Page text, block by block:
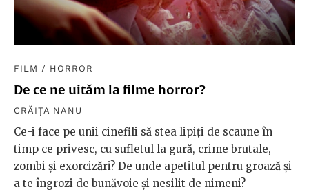
FILM / HORROR
De ce ne uităm la filme horror?
CRĂIȚA NANU
Ce-i face pe unii cinefili să stea lipiți de scaune în
timp ce privesc, cu sufletul la gură, crime brutale,
zombi și exorcizări? De unde apetitul pentru groază și
a te îngrozi de bunăvoie și nesilit de nimeni?